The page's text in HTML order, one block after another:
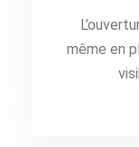
même en